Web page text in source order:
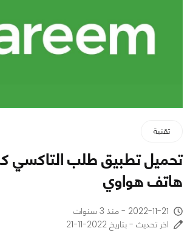
تقنية
تحميل تطبيق طلب التاكسي
هاتف هواوي
2022-11-21 - منذ 3 سنوات
اخر تحديث - بتاريخ 2022-11-21